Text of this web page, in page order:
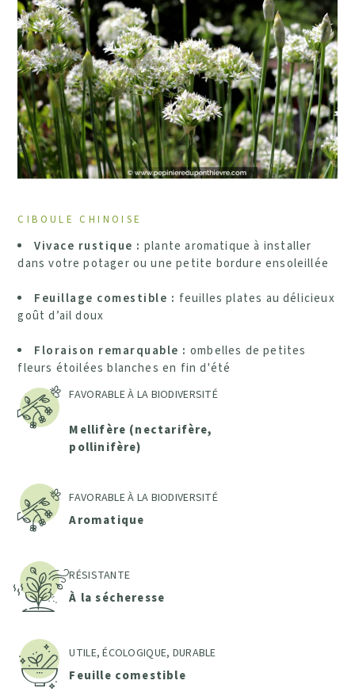
CIBOULE CHINOISE
Vivace rustique : plante aromatique à installer
dans votre potager ou une petite bordure ensoleillée
Feuillage comestible : feuilles plates au délicieux
goût d’ail doux
Floraison remarquable : ombelles de petites
fleurs étoilées blanches en fin d'été
FAVORABLE À LA BIODIVERSITÉ
Mellifère (nectarifère,
pollinifère)
FAVORABLE À LA BIODIVERSITÉ
Aromatique
RÉSISTANTE
À la sécheresse
UTILE, ÉCOLOGIQUE, DURABLE
Feuille comestible